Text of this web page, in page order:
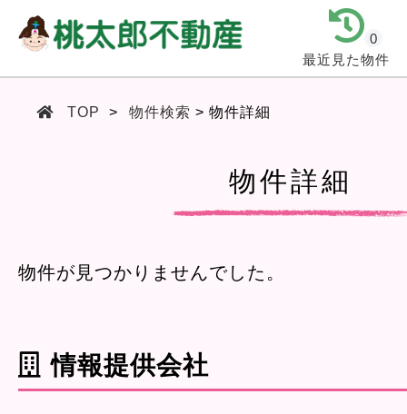
最近見た物件
0
TOP 物件検索 物件詳細
物件詳細
物件が見つかりませんでした。
情報提供会社